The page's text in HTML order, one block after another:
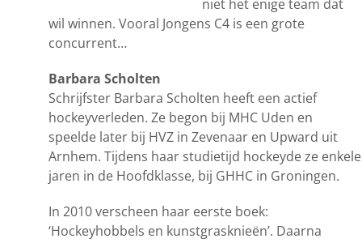
niet het enige team dat
wil winnen. Vooral Jongens C4 is een grote
concurrent…
Barbara Scholten
Schrijfster Barbara Scholten heeft een actief
hockeyverleden. Ze begon bij MHC Uden en
speelde later bij HVZ in Zevenaar en Upward uit
Arnhem. Tijdens haar studietijd hockeyde ze enkele
jaren in de Hoofdklasse, bij GHHC in Groningen.
In 2010 verscheen haar eerste boek:
‘Hockeyhobbels en kunstgrasknieën’. Daarna